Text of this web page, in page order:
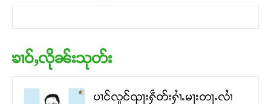
ၶၢဝ်ႇလိုၼ်းသုတ်း
ပၢင်လူင်ၺႃးႁဵတ်းႁၢႆႉမႃးတႃႉလၢႆ